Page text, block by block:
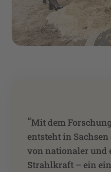
“Mit dem
entsteht in
von nationaler und
Strahlkraft – ein